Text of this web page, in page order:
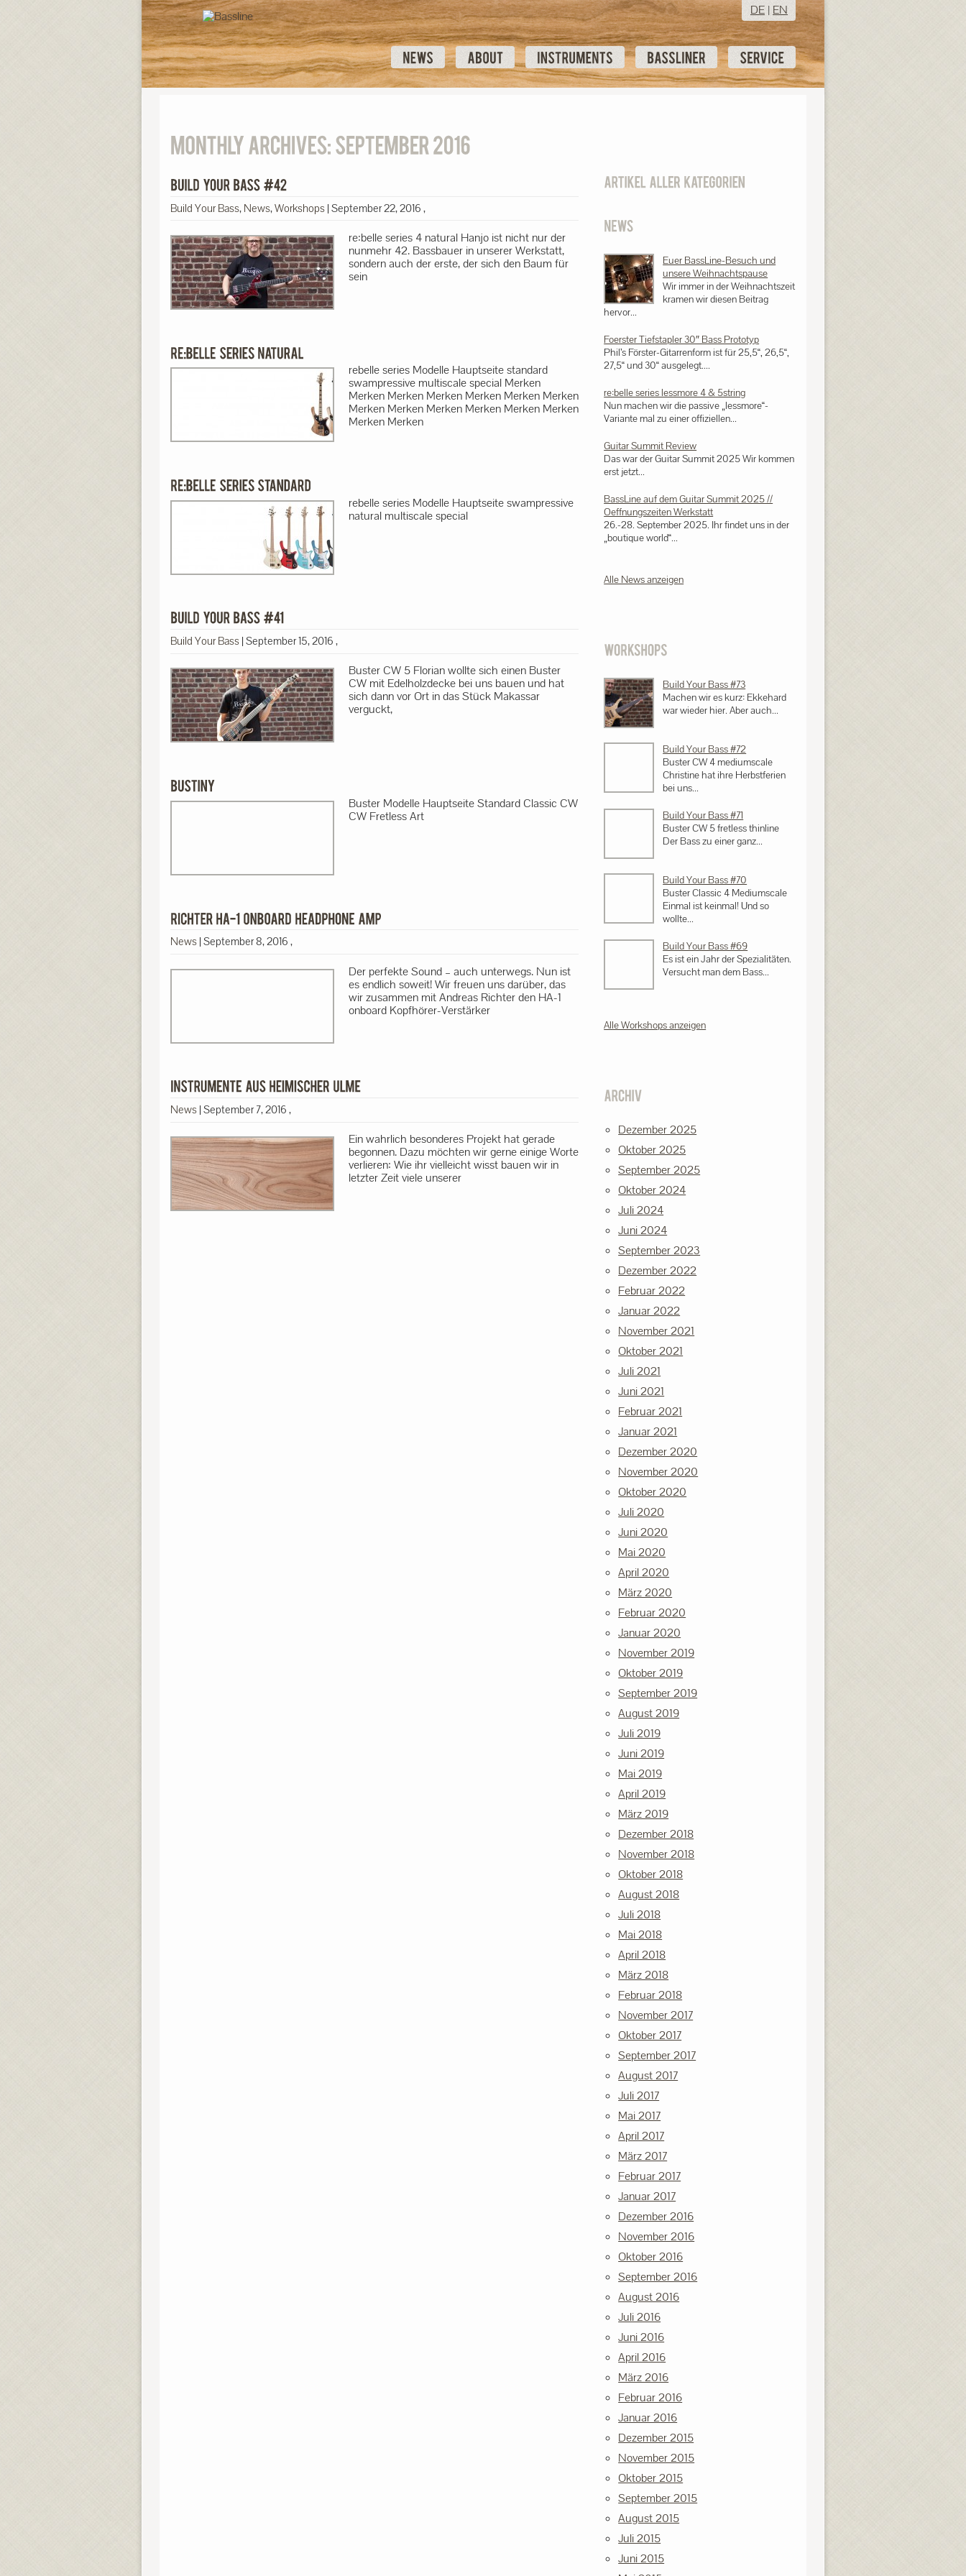
DE | EN
Build Your Bass, News,Workshops | September 22, 2016 ,
re:belle series 4 natural Hanjo ist nicht nur der
nunmehr 42. Bassbauer in unserer Werkstatt,
sondern auch der erste, der sich den Baum für
sein
rebelle series Modelle Hauptseite standard
swampressive multiscale special Merken
Merken Merken Merken Merken Merken Merken
Merken Merken Merken Merken Merken Merken
Merken Merken
rebelle series Modelle Hauptseite swampressive
natural multiscale special
Build Your Bass | September 15, 2016 ,
Buster CW 5 Florian wollte sich einen Buster
CW mit Edelholzdecke bei uns bauen und hat
sich dann vor Ort in das Stück Makassar
verguckt,
Buster Modelle Hauptseite Standard Classic CW
CW Fretless Art
News | September 8, 2016 ,
Der perfekte Sound – auch unterwegs. Nun ist
es endlich soweit! Wir freuen uns darüber, das
wir zusammen mit Andreas Richter den HA-1
onboard Kopfhörer-Verstärker
News | September 7, 2016 ,
Ein wahrlich besonderes Projekt hat gerade
begonnen. Dazu möchten wir gerne einige Worte
verlieren: Wie ihr vielleicht wisst bauen wir in
letzter Zeit viele unserer
Euer BassLine-Besuch und
unsere Weihnachtspause
Wir immer in der Weihnachtszeit
kramen wir diesen Beitrag
hervor...
Foerster Tiefstapler 30″ Bass Prototyp
Phil’s Förster-Gitarrenform ist für 25,5“, 26,5“,
27,5“ und 30“ ausgelegt....
re:belle series lessmore 4 & 5string
Nun machen wir die passive „lessmore“-
Variante mal zu einer offiziellen...
Guitar Summit Review
Das war der Guitar Summit 2025 Wir kommen
erst jetzt...
BassLine auf dem Guitar Summit 2025 //
Oeffnungszeiten Werkstatt
26.-28. September 2025. Ihr findet uns in der
„boutique world“...
Alle News anzeigen
Build Your Bass #73
Machen wir es kurz: Ekkehard
war wieder hier. Aber auch...
Build Your Bass #72
Buster CW 4 mediumscale
Christine hat ihre Herbstferien
bei uns...
Build Your Bass #71
Buster CW 5 fretless thinline
Der Bass zu einer ganz...
Build Your Bass #70
Buster Classic 4 Mediumscale
Einmal ist keinmal! Und so
wollte...
Build Your Bass #69
Es ist ein Jahr der Spezialitäten.
Versucht man dem Bass...
Alle Workshops anzeigen
Dezember 2025
Oktober 2025
September 2025
Oktober 2024
Juli 2024
Juni 2024
September 2023
Dezember 2022
Februar 2022
Januar 2022
November 2021
Oktober 2021
Juli 2021
Juni 2021
Februar 2021
Januar 2021
Dezember 2020
November 2020
Oktober 2020
Juli 2020
Juni 2020
Mai 2020
April 2020
März 2020
Februar 2020
Januar 2020
November 2019
Oktober 2019
September 2019
August 2019
Juli 2019
Juni 2019
Mai 2019
April 2019
März 2019
Dezember 2018
November 2018
Oktober 2018
August 2018
Juli 2018
Mai 2018
April 2018
März 2018
Februar 2018
November 2017
Oktober 2017
September 2017
August 2017
Juli 2017
Mai 2017
April 2017
März 2017
Februar 2017
Januar 2017
Dezember 2016
November 2016
Oktober 2016
September 2016
August 2016
Juli 2016
Juni 2016
April 2016
März 2016
Februar 2016
Januar 2016
Dezember 2015
November 2015
Oktober 2015
September 2015
August 2015
Juli 2015
Juni 2015